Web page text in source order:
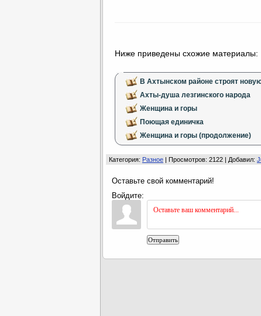
Ниже приведены схожие материалы:
В Ахтынском районе строят
Ахты-душа лезгинского народа
Женщина и горы
Поющая единичка
Женщина и горы (продолжение)
Категория: Разное | Просмотров: 2122 | Добавил:
Оставьте свой комментарий!
Войдите:
Отправить